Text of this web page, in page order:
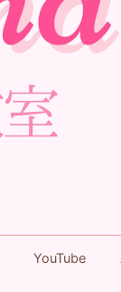
YouTube